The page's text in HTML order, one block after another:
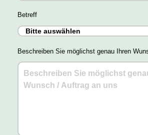
Betreff
Beschreiben Sie möglichst genau Ihren